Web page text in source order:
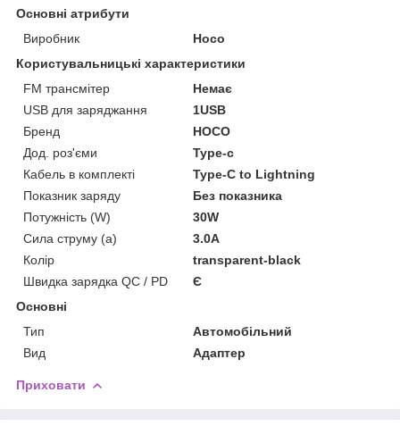
Основні атрибути
Виробник
Hoco
Користувальницькі характеристики
FM трансмітер
Немає
USB для заряджання
1USB
Бренд
HOCO
Дод. роз'єми
Type-c
Кабель в комплекті
Type-C to Lightning
Показник заряду
Без показника
Потужність (W)
30W
Сила струму (а)
3.0A
Колір
transparent-black
Швидка зарядка QC / PD
Є
Основні
Тип
Автомобільний
Вид
Адаптер
Приховати